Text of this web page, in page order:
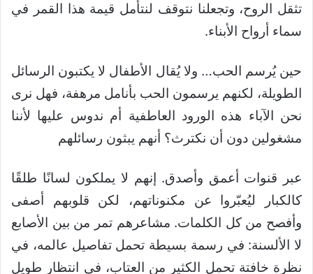
تثقل الروح، وتجعلنا نتوقف لنتأمل قيمة هذا القمر في
سماء أرواح الأبناء.
حين يُرسم الحب… ولا يُقال الأطفال لا يكتبون الرسائل
الطويلة، لكنهم يرسمون الحب بأنامل مرهفة، فهل نرى
نحن الآباء هذه الورود العاطفية أم ندوس عليها لأننا
مشغولين دون أن نكترث؟ أنهم يبثون رسائلهم
عبر قنوات أعمق وأصدق. إنهم لا يملكون لسانًا طلقًا
كالكبار ليُعبّروا عن مكنوناتهم، لكن قلوبهم أصفى
وأفصح من كل الكلمات. مشاعرهم تمر من بين الأصابع
لا الألسنة: في رسمة بسيطة تحمل تفاصيل عالمه، في
نظرة خافتة تحمل الكثير من العتاب، في انتظار طويل